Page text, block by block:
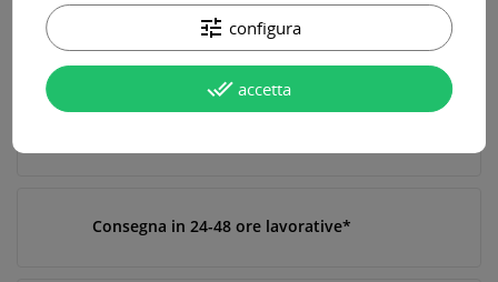
Acquista 119,00 € (iva incl.) di prodotti per ottenere la
spedizione gratuita!
Consegna in 24-48 ore lavorative*
tune configura
done_all accetta